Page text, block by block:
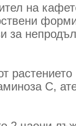
на
за
С,